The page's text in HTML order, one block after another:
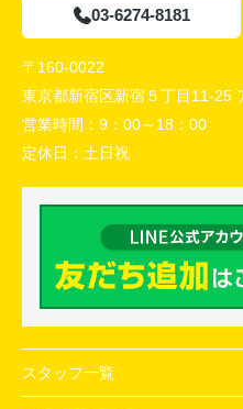
03-6274-8181
〒160-0022
東京都新宿区新宿５丁目11-25
営業時間： 9：00～18：00
定休日： 土日祝
スタッフ一覧